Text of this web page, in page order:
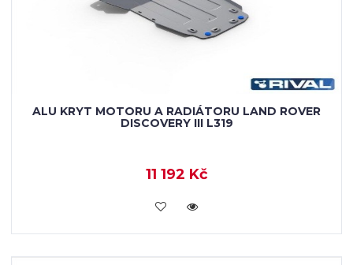
ALU KRYT MOTORU A RADIÁTORU LAND ROVER
DISCOVERY III L319
11 192 Kč
KOUPIT